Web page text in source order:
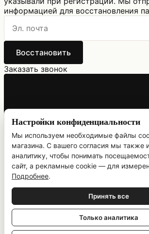
информацией для восстановления
Восстановить
Заказать звонок
Укажите ваш номер телефона и
вами в ближайшее время.
Настройки конфиденциальности
Мы используем необходимые файлы
магазина. С вашего согласия мы также
аналитику, чтобы понимать
сайт, а рекламные cookie — для
Подробнее.
Принять все
Только аналитика